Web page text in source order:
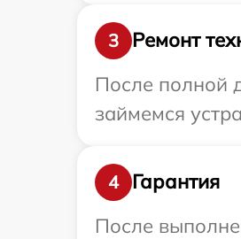
3
Ремонт
После полной
займемся
4
Гарантия
После